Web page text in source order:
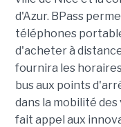
d'Azur. BPass
téléphones
d'acheter à
fournira les
bus aux points
dans la mobilité
fait appel aux